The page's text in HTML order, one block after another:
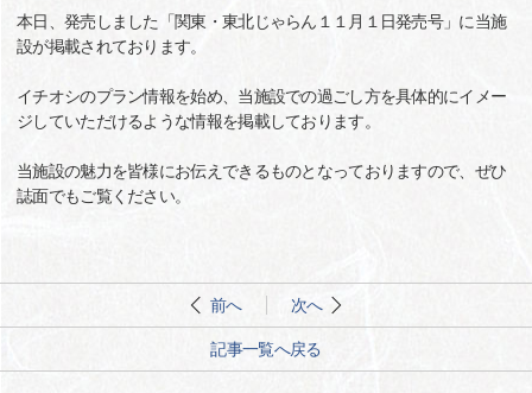
本日、発売しました「関東・東北じゃらん１１月１日発売号」に当施
設が掲載されております。
イチオシのプラン情報を始め、当施設での過ごし方を具体的にイメー
ジしていただけるような情報を掲載しております。
当施設の魅力を皆様にお伝えできるものとなっておりますので、ぜひ
誌面でもご覧ください。
前へ 次へ
記事一覧へ戻る